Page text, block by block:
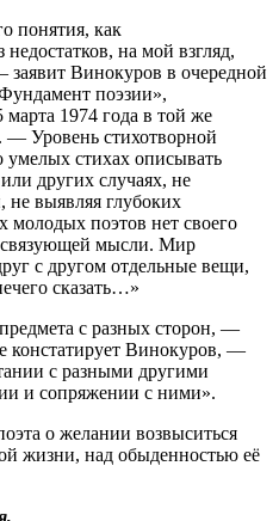
понятия, как
на мой взгляд,
заявит Винокуров в очередной
поэзии»,
1974 года в той же
Уровень стихотворной
умелых стихах описывать
других случаях, не
не выявляя глубоких
молодых поэтов нет своего
связующей мысли. Мир
с другом отдельные вещи,
сказать…»
с разных сторон, —
констатирует Винокуров, —
с разными другими
и сопряжении с ними».
о желании возвыситься
жизни, над обыденностью её